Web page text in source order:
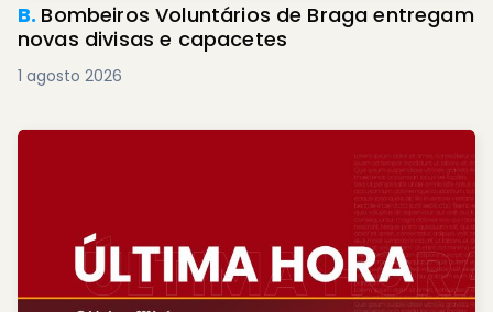
B. Bombeiros Voluntários de Braga entregam
novas divisas e capacetes
1 agosto 2026